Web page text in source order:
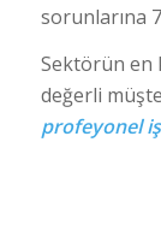
sorunlarına
Sektörün en
değerli
profeyonel